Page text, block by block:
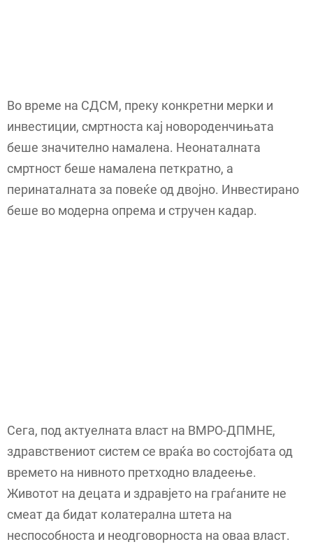
Во време на СДСМ, преку конкретни мерки и
инвестиции, смртноста кај новороденчињата
беше значително намалена. Неонаталната
смртност беше намалена петкратно, а
перинаталната за повеќе од двојно. Инвестирано
беше во модерна опрема и стручен кадар.
Сега, под актуелната власт на ВМРО-ДПМНЕ,
здравствениот систем се враќа во состојбата од
времето на нивното претходно владеење.
Животот на децата и здравјето на граѓаните не
смеат да бидат колатерална штета на
неспособноста и неодговорноста на оваа власт.